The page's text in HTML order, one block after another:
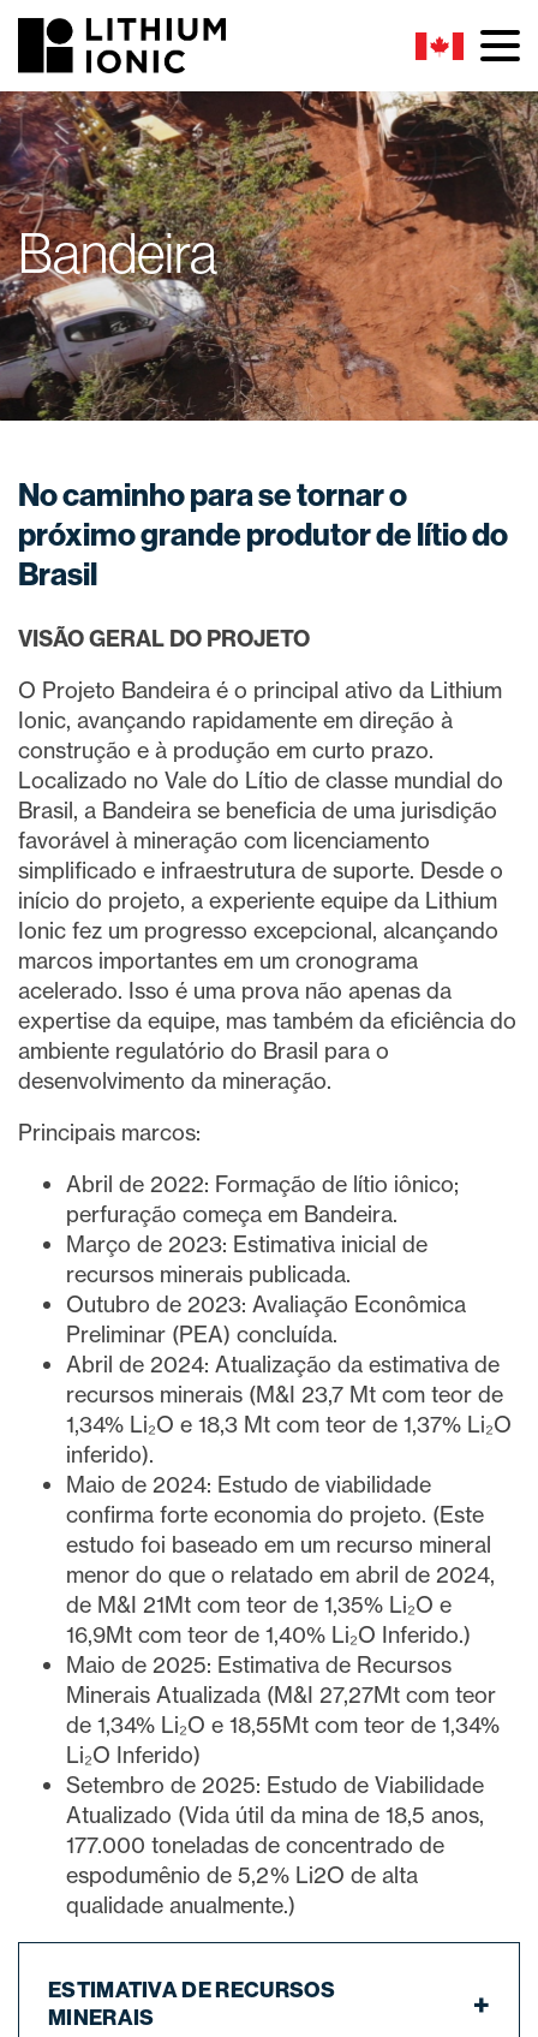
Bandeira
No caminho para se tornar o
próximo grande produtor de lítio do
Brasil
VISÃO GERAL DO PROJETO
O Projeto Bandeira é o principal ativo da Lithium
Ionic, avançando rapidamente em direção à
construção e à produção em curto prazo.
Localizado no Vale do Lítio de classe mundial do
Brasil, a Bandeira se beneficia de uma jurisdição
favorável à mineração com licenciamento
simplificado e infraestrutura de suporte. Desde o
início do projeto, a experiente equipe da Lithium
Ionic fez um progresso excepcional, alcançando
marcos importantes em um cronograma
acelerado. Isso é uma prova não apenas da
expertise da equipe, mas também da eficiência do
ambiente regulatório do Brasil para o
desenvolvimento da mineração.
Principais marcos:
Abril de 2022: Formação de lítio iônico;
perfuração começa em Bandeira.
Março de 2023: Estimativa inicial de
recursos minerais publicada.
Outubro de 2023: Avaliação Econômica
Preliminar (PEA) concluída.
Abril de 2024: Atualização da estimativa de
recursos minerais (M&I 23,7 Mt com teor de
1,34% Li₂O e 18,3 Mt com teor de 1,37% Li₂O
inferido).
Maio de 2024: Estudo de viabilidade
confirma forte economia do projeto. (Este
estudo foi baseado em um recurso mineral
menor do que o relatado em abril de 2024,
de M&I 21Mt com teor de 1,35% Li₂O e
16,9Mt com teor de 1,40% Li₂O Inferido.)
Maio de 2025: Estimativa de Recursos
Minerais Atualizada (M&I 27,27Mt com teor
de 1,34% Li₂O e 18,55Mt com teor de 1,34%
Li₂O Inferido)
Setembro de 2025: Estudo de Viabilidade
Atualizado (Vida útil da mina de 18,5 anos,
177.000 toneladas de concentrado de
espodumênio de 5,2% Li2O de alta
qualidade anualmente.)
ESTIMATIVA DE RECURSOS
MINERAIS
Concordo e autorizo ​​receber notícias,
atualizações e outras comunicações por
e-mail da Lithium Ionic. Entendo que
posso retirar o consentimento a qualquer
momento clicando no link de
Continuar